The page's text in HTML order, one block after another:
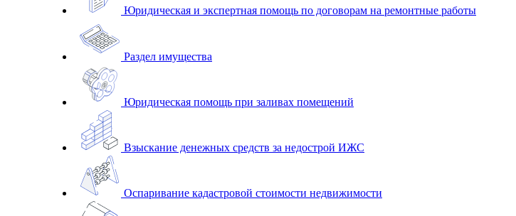
Юридическая и экспертная помощь по договорам на ремонтные работы
Раздел имущества
Юридическая помощь при заливах помещений
Взыскание денежных средств за недострой ИЖС
Оспаривание кадастровой стоимости недвижимости